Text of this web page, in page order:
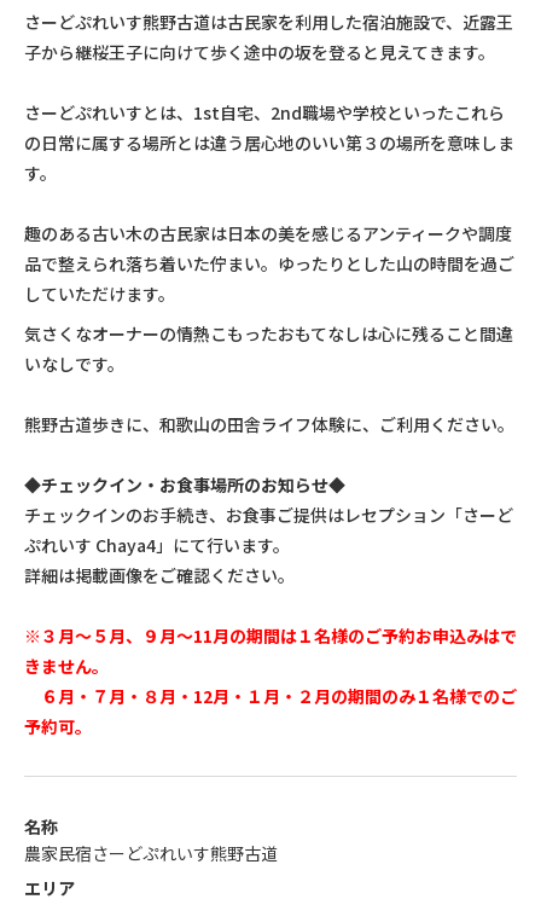
さーどぷれいす熊野古道は古民家を利用した宿泊施設で、近露王
子から継桜王子に向けて歩く途中の坂を登ると見えてきます。
さーどぷれいすとは、1st自宅、2nd職場や学校といったこれら
の日常に属する場所とは違う居心地のいい第３の場所を意味しま
す。
趣のある古い木の古民家は日本の美を感じるアンティークや調度
品で整えられ落ち着いた佇まい。ゆったりとした山の時間を過ご
していただけます。
気さくなオーナーの情熱こもったおもてなしは心に残ること間違
いなしです。
熊野古道歩きに、和歌山の田舎ライフ体験に、ご利用ください。
◆チェックイン・お食事場所のお知らせ◆
チェックインのお手続き、お食事ご提供はレセプション「さーど
ぷれいす Chaya4」にて行います。
詳細は掲載画像をご確認ください。
※３月～５月、９月～11月の期間は１名様のご予約お申込みはで
きません。
６月・７月・８月・12月・１月・２月の期間のみ１名様でのご
予約可。
名称
農家民宿さーどぷれいす熊野古道
エリア